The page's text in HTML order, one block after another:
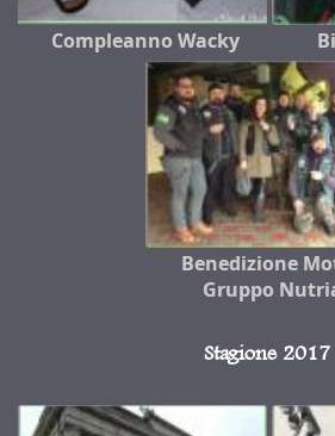
Compleanno Wacky
Benedizione
Gruppo
Stagione 2017